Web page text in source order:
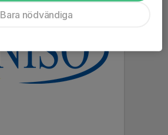
Bara nödvändiga